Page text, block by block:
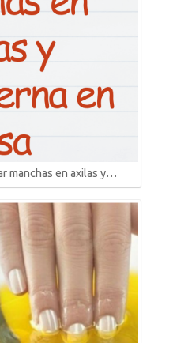
manchas en axilas y…